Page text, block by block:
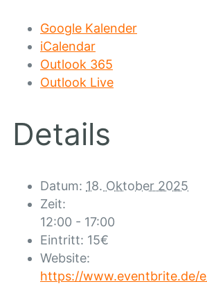
Google Kalender
iCalendar
Outlook 365
Outlook Live
Details
Datum: 18. Oktober 2025
Zeit:
12:00 - 17:00
Eintritt: 15€
Website:
https://www.eventbrite.de/